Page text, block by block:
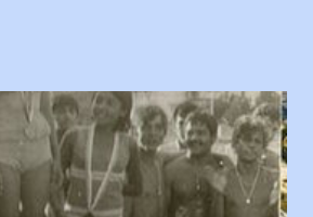
görmek istemediklerini bir
bildiriyordu.. Bu grup
şahsı muhterem(!) ''Açık ve net olarak
Bunun yanısıra, bu takımlara